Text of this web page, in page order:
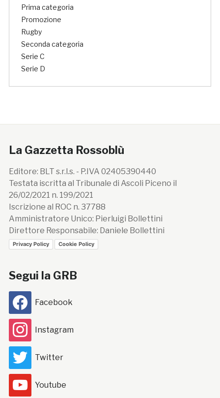
Prima categoria
Promozione
Rugby
Seconda categoria
Serie C
Serie D
La Gazzetta Rossoblù
Editore: BLT s.r.l.s. - P.IVA 02405390440
Testata iscritta al Tribunale di Ascoli Piceno il
26/02/2021 n. 199/2021
Iscrizione al ROC n. 37788
Amministratore Unico: Pierluigi Bollettini
Direttore Responsabile: Daniele Bollettini
Privacy Policy Cookie Policy
Segui la GRB
Facebook
Instagram
Twitter
Youtube